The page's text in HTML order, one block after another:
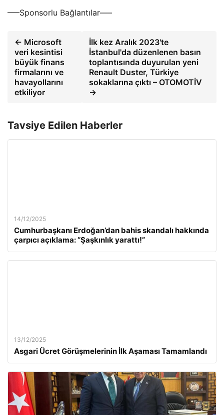
—–Sponsorlu Bağlantılar—–
← Microsoft
veri kesintisi
büyük finans
firmalarını ve
havayollarını
etkiliyor
İlk kez Aralık 2023'te
İstanbul'da düzenlenen basın
toplantısında duyurulan yeni
Renault Duster, Türkiye
sokaklarına çıktı – OTOMOTİV
→
Tavsiye Edilen Haberler
14/12/2025
Cumhurbaşkanı Erdoğan’dan bahis skandalı hakkında
çarpıcı açıklama: “Şaşkınlık yarattı!”
13/12/2025
Asgari Ücret Görüşmelerinin İlk Aşaması Tamamlandı